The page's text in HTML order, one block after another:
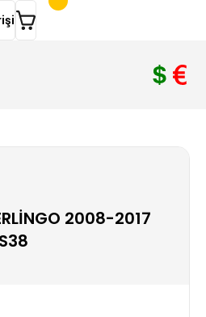
2008-2017